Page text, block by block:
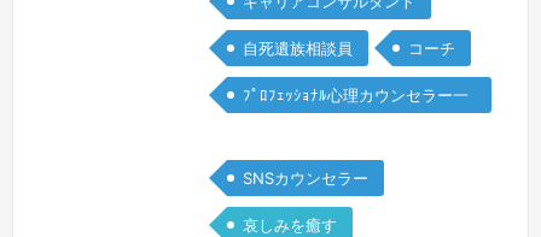
自死遺族相談員 コーチ
ﾌﾟﾛﾌｪｯｼｮﾅﾙ心理カウンセラー一
SNSカウンセラー
哀しみを癒す